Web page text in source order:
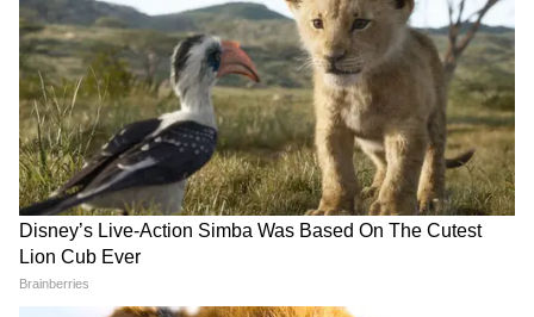
Kia Price Hike: 1 जुलाई से महंगी
हो जाएंगी सेल्टोस और सोनेट, जानें
कितनी बढ़ेगी कीमत
Job Scam: IIM पास लड़की से
धोखा, 75 हजार खर्च कर दिल्ली
पहुंची तो उसे लगा 440 वोल्ट का
झटका